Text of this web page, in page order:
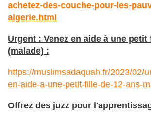
achetez-des-couche-pour-les-
algerie.html
Urgent : Venez en aide à une petit
(malade) :
https://muslimsadaquah.fr/2023/02/
en-aide-a-une-petit-fille-de-12-ans-
Offrez des juzz pour